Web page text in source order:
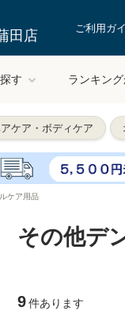
田店 ご利用ガ
す ランキン
ケア・ボディケア
ケア用品
その他デ
9件あります